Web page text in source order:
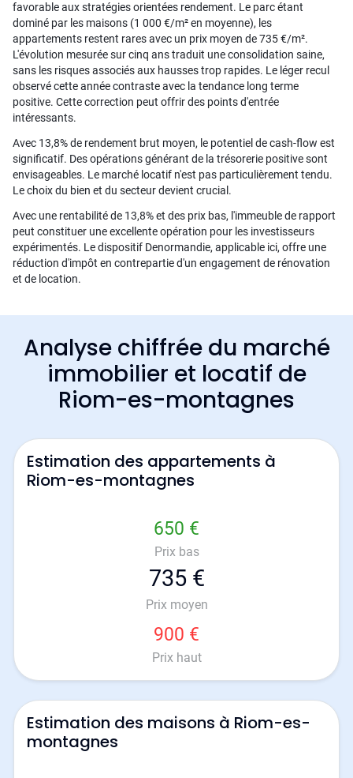
favorable aux stratégies orientées rendement. Le parc étant
dominé par les maisons (1 000 €/m² en moyenne), les
appartements restent rares avec un prix moyen de 735 €/m².
L'évolution mesurée sur cinq ans traduit une consolidation saine,
sans les risques associés aux hausses trop rapides. Le léger recul
observé cette année contraste avec la tendance long terme
positive. Cette correction peut offrir des points d'entrée
intéressants.
Avec 13,8% de rendement brut moyen, le potentiel de cash-flow est
significatif. Des opérations générant de la trésorerie positive sont
envisageables. Le marché locatif n'est pas particulièrement tendu.
Le choix du bien et du secteur devient crucial.
Avec une rentabilité de 13,8% et des prix bas, l'immeuble de rapport
peut constituer une excellente opération pour les investisseurs
expérimentés. Le dispositif Denormandie, applicable ici, offre une
réduction d'impôt en contrepartie d'un engagement de rénovation
et de location.
Analyse chiffrée du marché
immobilier et locatif de
Riom-es-montagnes
Estimation des appartements à
Riom-es-montagnes
650 €
Prix bas
735 €
Prix moyen
900 €
Prix haut
Estimation des maisons à Riom-es-
montagnes